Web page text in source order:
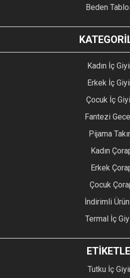
Beden
Kadın İç
Erkek İç
Çocuk İç
Fantezi
Pijama
Kadın
Erkek
Çocuk
İndirimli
Termal İç
Tutku İç